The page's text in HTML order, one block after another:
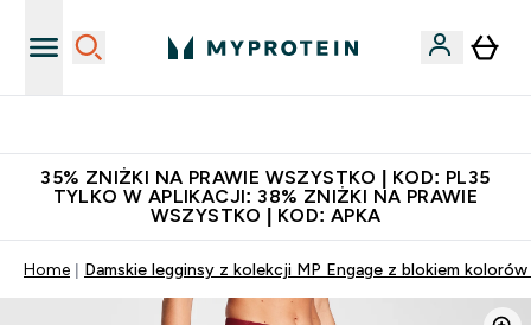
35% ZNIŻKI NA PRAWIE WSZYSTKO | KOD: PL35
TYLKO W APLIKACJI: 38% ZNIŻKI NA PRAWIE
WSZYSTKO | KOD: APKA
Home Damskie legginsy z kolekcji MP Engage z blokiem